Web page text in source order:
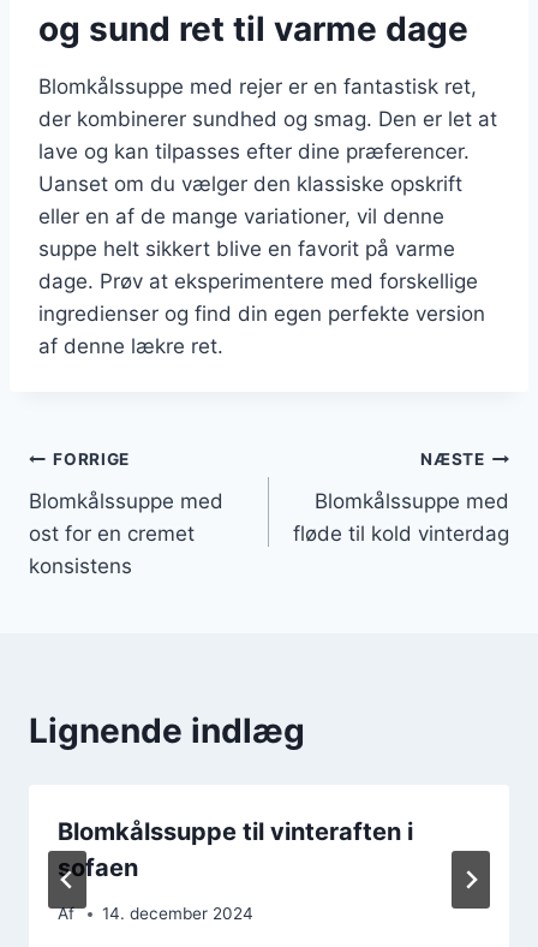
og sund ret til varme dage
Blomkålssuppe med rejer er en fantastisk ret,
der kombinerer sundhed og smag. Den er let at
lave og kan tilpasses efter dine præferencer.
Uanset om du vælger den klassiske opskrift
eller en af de mange variationer, vil denne
suppe helt sikkert blive en favorit på varme
dage. Prøv at eksperimentere med forskellige
ingredienser og find din egen perfekte version
af denne lækre ret.
Indlægsnavigation
FORRIGE
Blomkålssuppe med
ost for en cremet
konsistens
NÆSTE
Blomkålssuppe med
fløde til kold vinterdag
Lignende indlæg
Blomkålssuppe til vinteraften i
sofaen
Af 14. december 2024